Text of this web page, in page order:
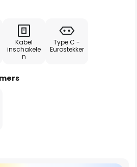
Kabel
inschakele
n
Type C -
Eurostekker